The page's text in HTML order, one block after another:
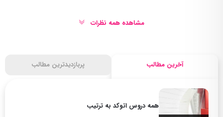
آخرین مطالب پربازدیدترین مطالب
همه دروس اتوکد به ترتیب
مشاهده همه نظرات